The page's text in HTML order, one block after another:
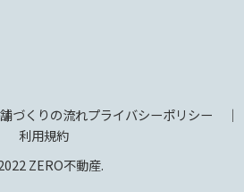
づくりの流れプライバシーポリシー
利用規約
ZERO不動産.